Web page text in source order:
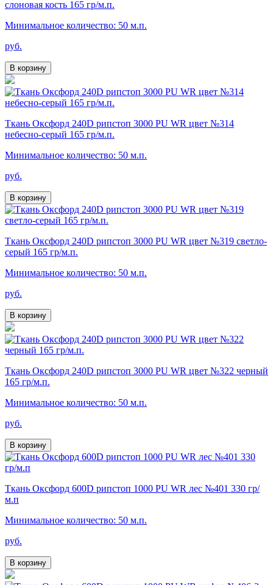
слоновая кость 165 гр/м.п.
Минимальное количество: 50 м.п.
руб.
В корзину
Ткань Оксфорд 240D рипстоп 3000 PU WR цвет №314
небесно-серый 165 гр/м.п.
Минимальное количество: 50 м.п.
руб.
В корзину
Ткань Оксфорд 240D рипстоп 3000 PU WR цвет №319 светло-
серый 165 гр/м.п.
Минимальное количество: 50 м.п.
руб.
В корзину
Ткань Оксфорд 240D рипстоп 3000 PU WR цвет №322 черный
165 гр/м.п.
Минимальное количество: 50 м.п.
руб.
В корзину
Ткань Оксфорд 600D рипстоп 1000 PU WR лес №401 330 гр/
м.п
Минимальное количество: 50 м.п.
руб.
В корзину